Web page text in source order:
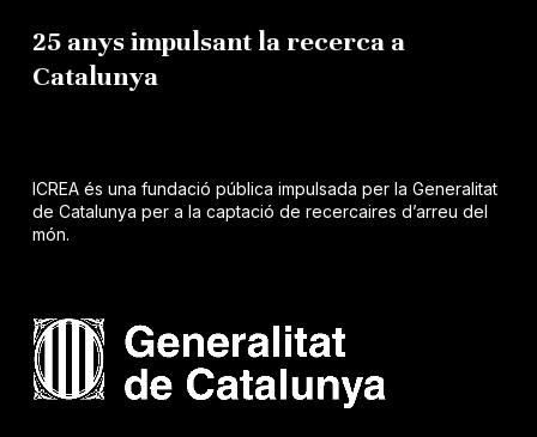
25 anys impulsant la recerca a
Catalunya
ICREA és una fundació pública impulsada per la Generalitat
de Catalunya per a la captació de recercaires d’arreu del
món.